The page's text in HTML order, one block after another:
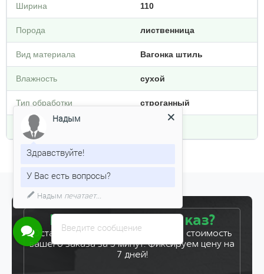
Ширина 110
Порода лиственница
Вид материала Вагонка штиль
Влажность сухой
Тип обработки строганный
Плотность кг/м3
Готовы сделать заказ?
Оставьте заявку, и мы рассчитаем стоимость
вашего заказа за 5 минут. Фиксируем цену на
7 дней!
Введите сообщение